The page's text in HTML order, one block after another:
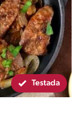
Testada